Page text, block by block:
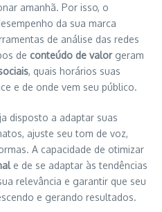
amanhã. Por isso, o
da sua marca
de análise das redes
de conteúdo de valorgeram
, quais horários suas
e de onde vem seu público.
disposto a adaptar suas
ajuste seu tom de voz,
A capacidade de otimizar
e de se adaptar às tendências
relevância e garantir que seu
e gerando resultados.